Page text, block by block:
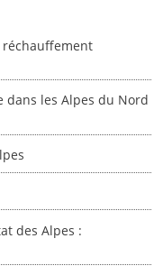
réchauffement
les Alpes du Nord
des Alpes :